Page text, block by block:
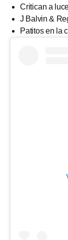
Critican a
J Balvin &
Patitos en la